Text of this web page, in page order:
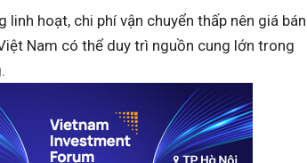
hoạt, chi phí vận chuyển thấp nên giá bán
Nam có thể duy trì nguồn cung lớn trong